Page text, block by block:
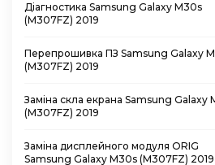
Діагностика Samsung Galaxy M30s
(M307FZ) 2019
Перепрошивка ПЗ Samsung Galaxy
(M307FZ) 2019
Заміна скла екрана Samsung Galaxy
(M307FZ) 2019
Заміна дисплейного модуля ORIG
Samsung Galaxy M30s (M307FZ) 2019